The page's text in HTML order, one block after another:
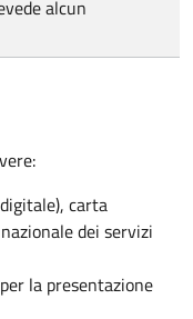
alcun
carta
dei servizi
la presentazione